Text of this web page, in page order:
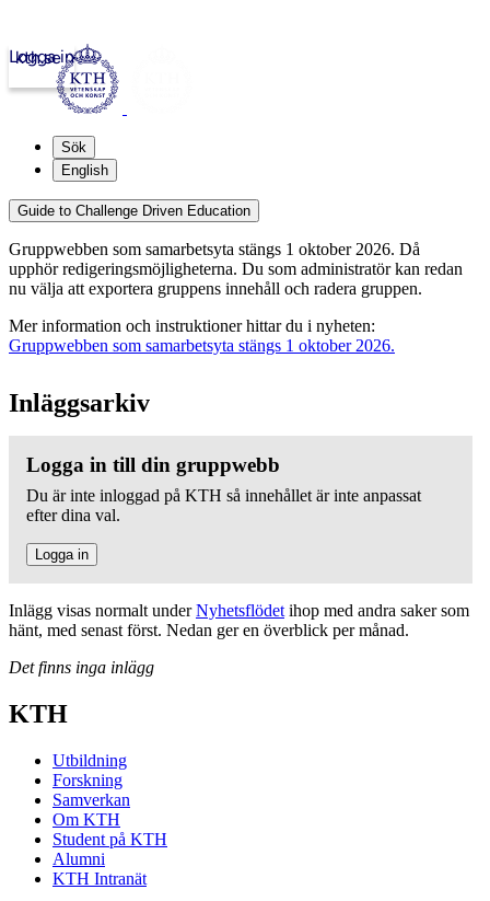
kth.se
Logga in
Sök
English
Guide to Challenge Driven Education
Gruppwebben som samarbetsyta stängs 1 oktober 2026. Då
upphör redigeringsmöjligheterna. Du som administratör kan redan
nu välja att exportera gruppens innehåll och radera gruppen.
Mer information och instruktioner hittar du i nyheten:
Gruppwebben som samarbetsyta stängs 1 oktober 2026.
Inläggsarkiv
Logga in till din gruppwebb
Du är inte inloggad på KTH så innehållet är inte anpassat
efter dina val.
Logga in
Inlägg visas normalt underNyhetsflödet ihop med andra saker som
hänt, med senast först. Nedan ger en överblick per månad.
Det finns inga inlägg
KTH
Utbildning
Forskning
Samverkan
Om KTH
Student på KTH
Alumni
KTH Intranät